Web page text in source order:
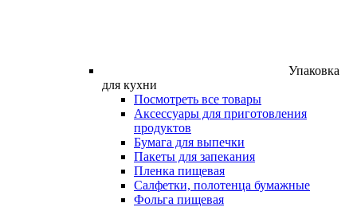
Упаковка
для кухни
Посмотреть все товары
Аксессуары для приготовления
продуктов
Бумага для выпечки
Пакеты для запекания
Пленка пищевая
Салфетки, полотенца бумажные
Фольга пищевая